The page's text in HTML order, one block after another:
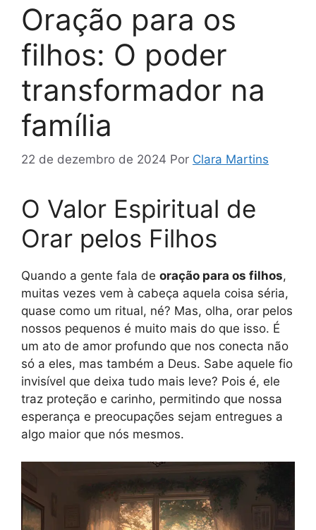
Oração para os
filhos: O poder
transformador na
família
22 de dezembro de 2024 Por Clara Martins
O Valor Espiritual de
Orar pelos Filhos
Quando a gente fala de oração para os filhos,
muitas vezes vem à cabeça aquela coisa séria,
quase como um ritual, né? Mas, olha, orar pelos
nossos pequenos é muito mais do que isso. É
um ato de amor profundo que nos conecta não
só a eles, mas também a Deus. Sabe aquele fio
invisível que deixa tudo mais leve? Pois é, ele
traz proteção e carinho, permitindo que nossa
esperança e preocupações sejam entregues a
algo maior que nós mesmos.